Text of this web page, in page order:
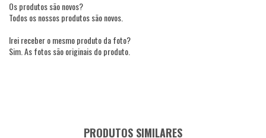
Os produtos são novos?
Todos os nossos produtos são novos.
Irei receber o mesmo produto da foto?
Sim. As fotos são originais do produto.
PRODUTOS SIMILARES